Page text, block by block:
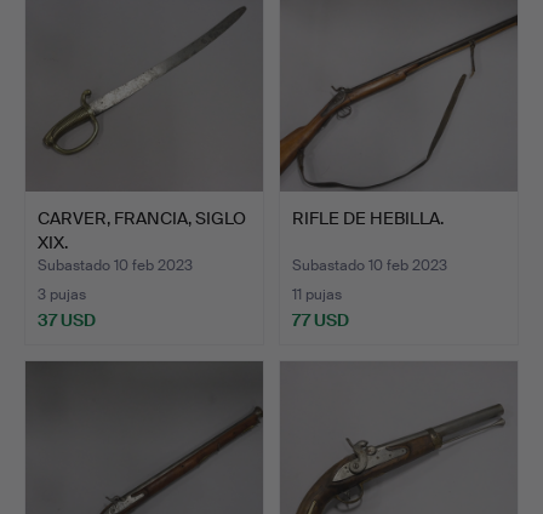
CARVER, FRANCIA, SIGLO
XIX.
Subastado 10 feb 2023
3 pujas
37 USD
RIFLE DE HEBILLA.
Subastado 10 feb 2023
11 pujas
77 USD